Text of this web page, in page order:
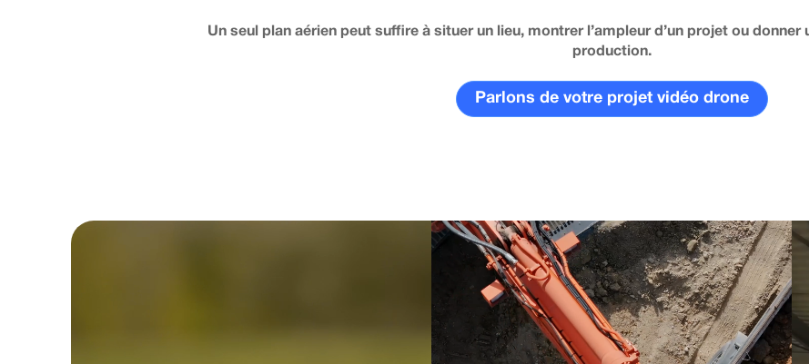
Un seul plan aérien peut suffire à situer un lieu, montrer l’ampleur d’un projet ou
production.
Parlons de votre projet vidéo drone